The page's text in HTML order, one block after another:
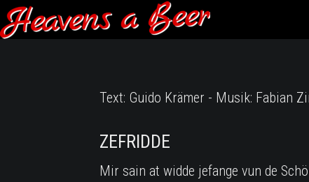
Text: Guido Krämer - Musik: Fabian
ZEFRIDDE
Mir sain at widde jefange vun de